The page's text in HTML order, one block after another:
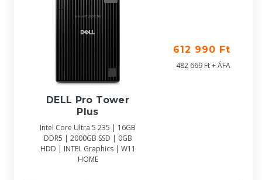
DELL Pro Tower
Plus
Intel Core Ultra 5 235 | 16GB
DDR5 | 2000GB SSD | 0GB
HDD | INTEL Graphics | W11
HOME
612 990 Ft
482 669 Ft + ÁFA